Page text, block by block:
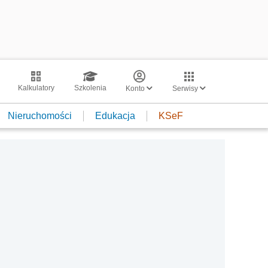
Kalkulatory Szkolenia Konto Serwisy
Nieruchomości Edukacja KSeF